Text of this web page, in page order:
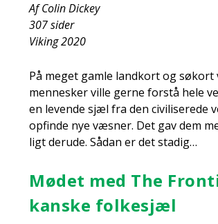
Af Colin Dick­ey
307 sider
Viking 2020
På meget gam­le land­kort og
men­ne­sker vil­le ger­ne for­stå hele
en leven­de sjæl fra den civi­li­se­re­de
opfin­de nye væs­ner. Det gav dem
ligt der­u­de. Sådan er det sta­dig…
Mødet med The
kan­ske fol­kesjæl